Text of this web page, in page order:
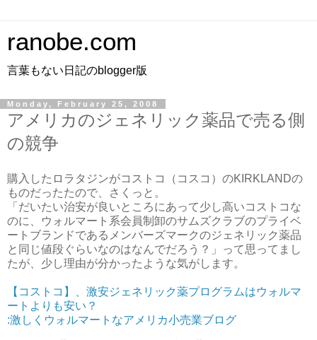
ranobe.com
言葉もない日記のblogger版
Monday, February 25, 2008
アメリカのジェネリック薬品で売る側
の競争
購入したロラタジンがコストコ（コスコ）のKIRKLANDの
ものだったたので、さくっと。
「だいたい治安が良いところにあって少し高いコストコな
のに、ウォルマート系会員制卸のサムズクラブのプライベ
ートブランドであるメンバーズマークのジェネリック薬品
と同じ値段ぐらいなのはなんでだろう？」って思ってまし
たが、少し理由が分かったような気がします。
【コストコ】、激安ジェネリック薬プログラムはウォルマ
ートよりも安い？
:激しくウォルマートなアメリカ小売業ブログ